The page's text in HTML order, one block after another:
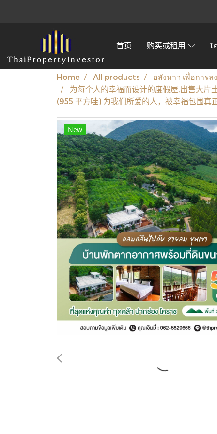
首页 购买或租用 โ
Home All products
อสังหาฯ เพื่อการล
为每个人的幸福而设计的度假屋,出售大
(955 平方哇) 为我们所爱的人，被幸福包围真
New